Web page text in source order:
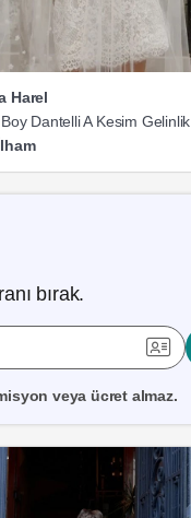
Harel
Dantelli A Kesim Gelinlik
bırak.
veya ücret almaz.